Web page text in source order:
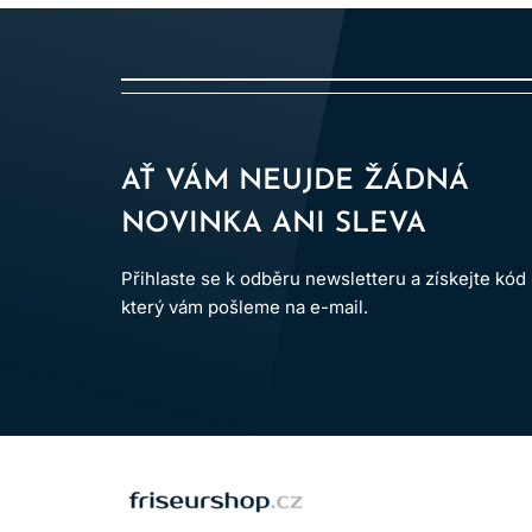
AŤ VÁM NEUJDE ŽÁDNÁ
NOVINKA ANI SLEVA
Přihlaste se k odběru newsletteru a získejte kód
který vám pošleme na e-mail.